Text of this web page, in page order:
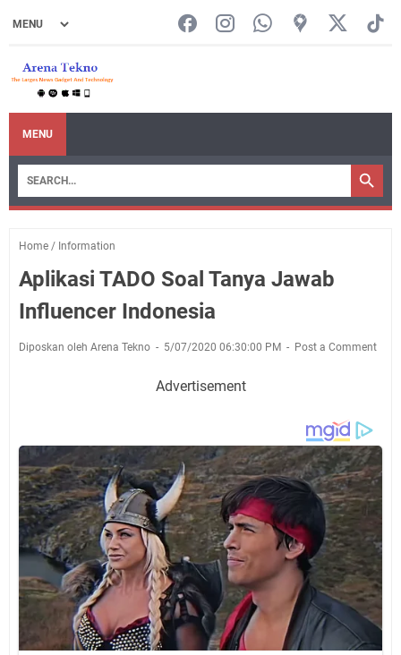
MENU
Home / Information
Aplikasi TADO Soal Tanya Jawab
Influencer Indonesia
Diposkan oleh Arena Tekno 5/07/2020 06:30:00 PM Post a Comment
Advertisement